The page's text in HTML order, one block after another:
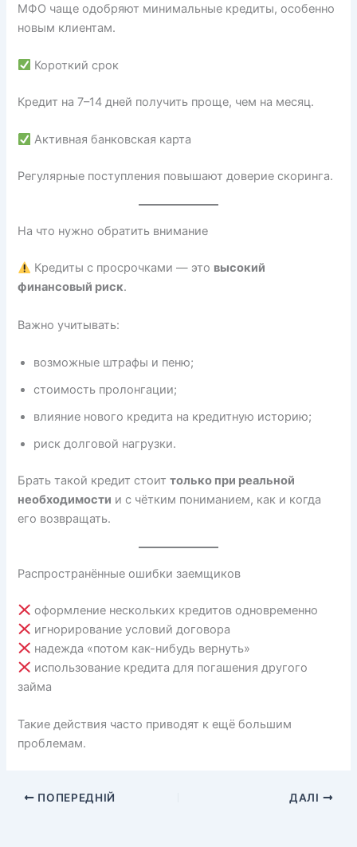
МФО чаще одобряют минимальные кредиты, особенно
новым клиентам.
Короткий срок
Кредит на 7–14 дней получить проще, чем на месяц.
Активная банковская карта
Регулярные поступления повышают доверие скоринга.
На что нужно обратить внимание
Кредиты с просрочками — это высокий
финансовый риск.
Важно учитывать:
возможные штрафы и пеню;
стоимость пролонгации;
влияние нового кредита на кредитную историю;
риск долговой нагрузки.
Брать такой кредит стоиттолько при реальной
необходимости и с чётким пониманием, как и когда
его возвращать.
Распространённые ошибки заемщиков
оформление нескольких кредитов одновременно
игнорирование условий договора
надежда «потом как-нибудь вернуть»
использование кредита для погашения другого
займа
Такие действия часто приводят к ещё большим
проблемам.
ПОПЕРЕДНІЙ ДАЛІ